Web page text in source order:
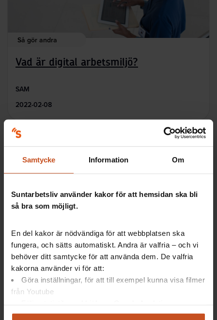
Samtycke Information Om
Suntarbetsliv använder kakor för att hemsidan ska bli
så bra som möjligt.
En del kakor är nödvändiga för att webbplatsen ska
fungera, och sätts automatiskt. Andra är valfria – och vi
behöver ditt samtycke för att använda dem. De valfria
kakorna använder vi för att:
Göra inställningar, för att till exempel kunna visa filmer
från Youtube
Analysera trafik för att kunna visa riktad information
Så gör andra
Vad är digital arbetsmiljö?
SAM
2022-02-08
Forskning på 5
Distansarbete helt eller delvis
Hur vill ni jobba - på distans helt eller delvis? Skapa
dialog och prata om medarbetares, chefers och